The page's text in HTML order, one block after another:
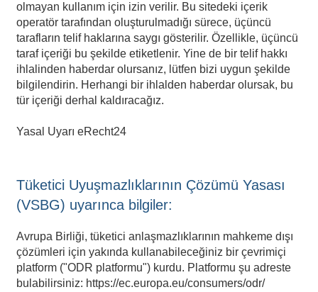
olmayan kullanım için izin verilir. Bu sitedeki içerik
operatör tarafından oluşturulmadığı sürece, üçüncü
tarafların telif haklarına saygı gösterilir. Özellikle, üçüncü
taraf içeriği bu şekilde etiketlenir. Yine de bir telif hakkı
ihlalinden haberdar olursanız, lütfen bizi uygun şekilde
bilgilendirin. Herhangi bir ihlalden haberdar olursak, bu
tür içeriği derhal kaldıracağız.
Yasal Uyarı eRecht24
Tüketici Uyuşmazlıklarının Çözümü Yasası
(VSBG) uyarınca bilgiler:
Avrupa Birliği, tüketici anlaşmazlıklarının mahkeme dışı
çözümleri için yakında kullanabileceğiniz bir çevrimiçi
platform ("ODR platformu") kurdu. Platformu şu adreste
bulabilirsiniz: https://ec.europa.eu/consumers/odr/